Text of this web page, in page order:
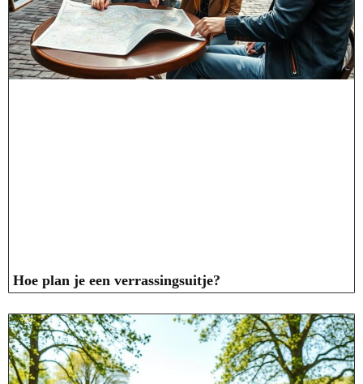
Hoe plan je een verrassingsuitje?